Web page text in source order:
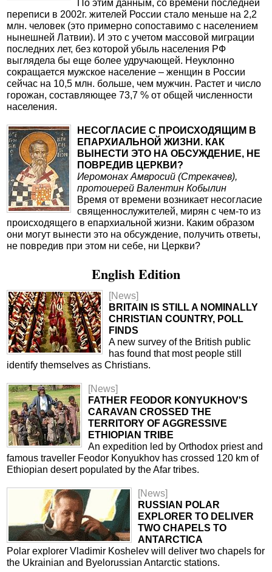
По этим данным, со времени последней
переписи в 2002г. жителей России стало меньше на 2,2
млн. человек (это примерно сопоставимо с населением
нынешней Латвии). И это с учетом массовой миграции
последних лет, без которой убыль населения РФ
выглядела бы еще более удручающей. Неуклонно
сокращается мужское население – женщин в России
сейчас на 10,5 млн. больше, чем мужчин. Растет и число
горожан, составляющее 73,7 % от общей численности
населения.
НЕСОГЛАСИЕ С ПРОИСХОДЯЩИМ В
ЕПАРХИАЛЬНОЙ ЖИЗНИ. КАК
ВЫНЕСТИ ЭТО НА ОБСУЖДЕНИЕ, НЕ
ПОВРЕДИВ ЦЕРКВИ?
Иеромонах Амвросий (Стрекачев),
протоиерей Валентин Кобылин
Время от времени возникает несогласие
священнослужителей, мирян с чем-то из
происходящего в епархиальной жизни. Каким образом
они могут вынести это на обсуждение, получить ответы,
не повредив при этом ни себе, ни Церкви?
English Edition
[News]
BRITAIN IS STILL A NOMINALLY
CHRISTIAN COUNTRY, POLL
FINDS
A new survey of the British public
has found that most people still
identify themselves as Christians.
[News]
FATHER FEODOR KONYUKHOV'S
CARAVAN CROSSED THE
TERRITORY OF AGGRESSIVE
ETHIOPIAN TRIBE
An expedition led by Orthodox priest and
famous traveller Feodor Konyukhov has crossed 120 km of
Ethiopian desert populated by the Afar tribes.
[News]
RUSSIAN POLAR
EXPLORER TO DELIVER
TWO CHAPELS TO
ANTARCTICA
Polar explorer Vladimir Koshelev will deliver two chapels for
the Ukrainian and Byelorussian Antarctic stations.